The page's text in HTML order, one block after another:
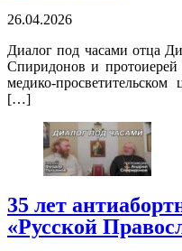
26.04.2026
Диалог под часами отца
Спиридонов и
медико-
[…]
35 лет
«Русской